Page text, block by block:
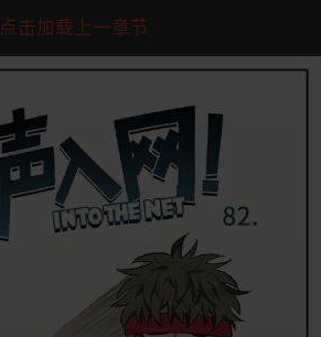
点击加载上一章节